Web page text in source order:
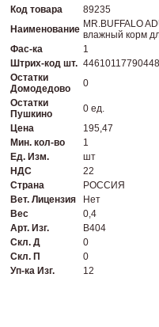
Код товара
89235
Наименование MR.BUFFALO
влажный корм
Фас-ка
1
Штрих-код шт. 44610117790448
Остатки
Домодедово
0
Остатки
Пушкино
0 ед.
Цена
195,47
Мин. кол-во
1
Ед. Изм.
шт
НДС
22
Страна
РОССИЯ
Вет. Лицензия
Нет
Вес
0,4
Арт. Изг.
B404
Скл. Д
0
Скл. П
0
Уп-ка Изг.
12